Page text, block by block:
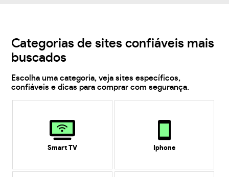
Categorias de sites confiáveis mais
buscados
Escolha uma categoria, veja sites específicos,
confiáveis e dicas para comprar com segurança.
Smart TV Iphone